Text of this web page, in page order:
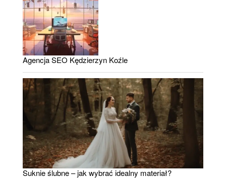
Agencja SEO Kędzierzyn Koźle
Suknie ślubne – jak wybrać idealny materiał?